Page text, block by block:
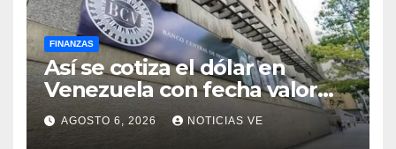
FINANZAS
Así se cotiza el dólar en
Venezuela con fecha valor
viernes 7 de agosto de 2026
AGOSTO 6, 2026 NOTICIAS VE